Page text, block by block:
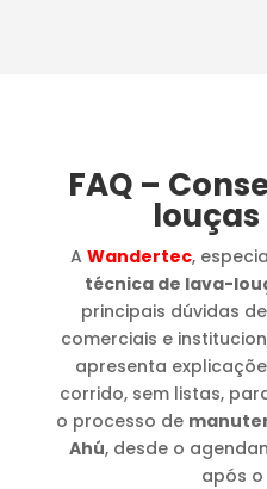
FAQ –
AWandertec,
técnica de lava-
principais dúvidas
comerciais e
apresenta
corrido, sem listas,
o processo de
Ahú, desde o
após